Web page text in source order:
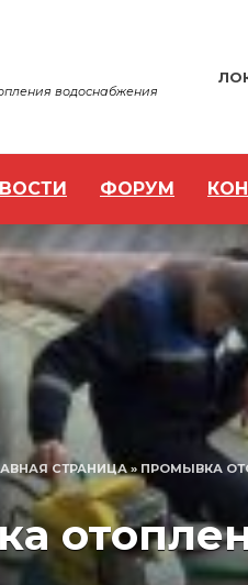
водоснабжения
ФОРУМ
СТРАНИЦА» ПРОМЫВКА